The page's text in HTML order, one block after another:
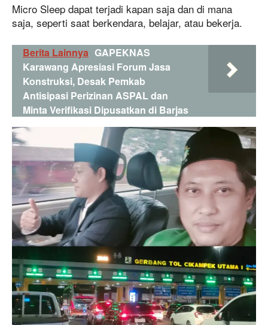
Micro Sleep dapat terjadi kapan saja dan di mana
saja, seperti saat berkendara, belajar, atau bekerja.
Berita Lainnya GAPEKNAS
Karawang Apresiasi Forum Jasa
Konstruksi, Desak Pemkab
Antisipasi Perizinan ASPAL dan
Minta Verifikasi Dipusatkan di Barjas